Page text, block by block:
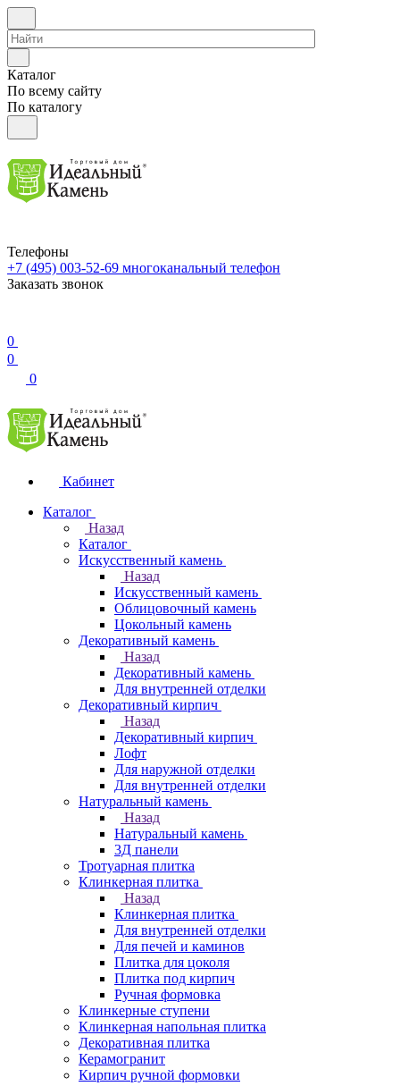
Каталог
По всему сайту
По каталогу
Телефоны
+7 (495) 003-52-69 многоканальный телефон
Заказать звонок
0
0
0
Кабинет
Каталог
Назад
Каталог
Искусственный камень
Назад
Искусственный камень
Облицовочный камень
Цокольный камень
Декоративный камень
Назад
Декоративный камень
Для внутренней отделки
Декоративный кирпич
Назад
Декоративный кирпич
Лофт
Для наружной отделки
Для внутренней отделки
Натуральный камень
Назад
Натуральный камень
3Д панели
Тротуарная плитка
Клинкерная плитка
Назад
Клинкерная плитка
Для внутренней отделки
Для печей и каминов
Плитка для цоколя
Плитка под кирпич
Ручная формовка
Клинкерные ступени
Клинкерная напольная плитка
Декоративная плитка
Керамогранит
Кирпич ручной формовки